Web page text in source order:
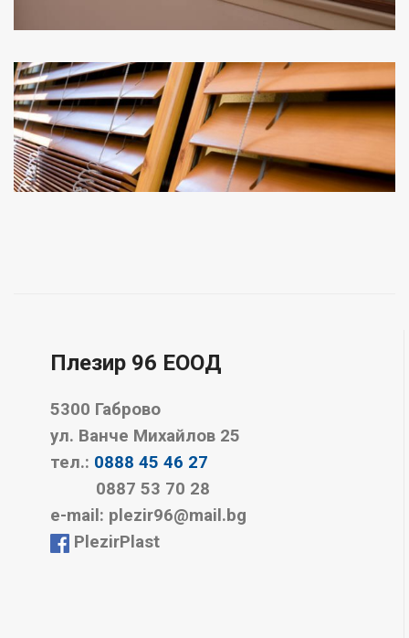
Плезир 96 EООД
5300 Габрово
ул. Ванче Михайлов 25
тел.: 0888 45 46 27
0887 53 70 28
е-mail: plezir96@mail.bg
PlezirPlast